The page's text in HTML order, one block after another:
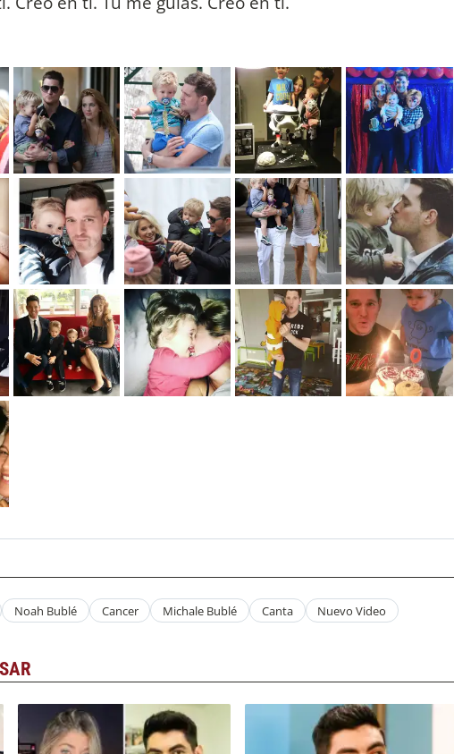
Noah Bublé Cancer Michale Bublé Canta Nuevo Video